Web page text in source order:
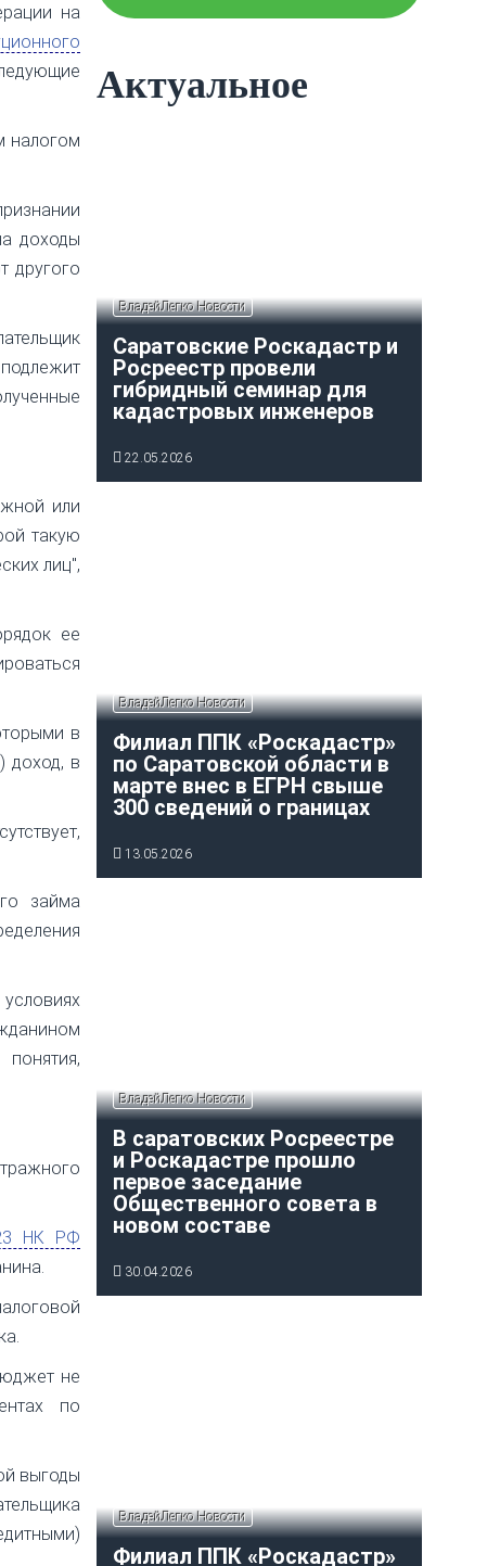
на
налогом
доходы
другого
или
такую
лиц",
ее
в
доход, в
займа
НК РФ
не
по
выгоды
Что следует знать об
Актуальное
ВладейЛегко Новости
Саратовские Роскадастр и
Росреестр провели
гибридный семинар для
кадастровых инженеров
22.05.2026
ВладейЛегко Новости
Филиал ППК «Роскадастр»
по Саратовской области в
марте внес в ЕГРН свыше
300 сведений о границах
13.05.2026
ВладейЛегко Новости
В саратовских Росреестре
и Роскадастре прошло
первое заседание
Общественного совета в
новом составе
30.04.2026
ВладейЛегко Новости
Филиал ППК «Роскадастр»